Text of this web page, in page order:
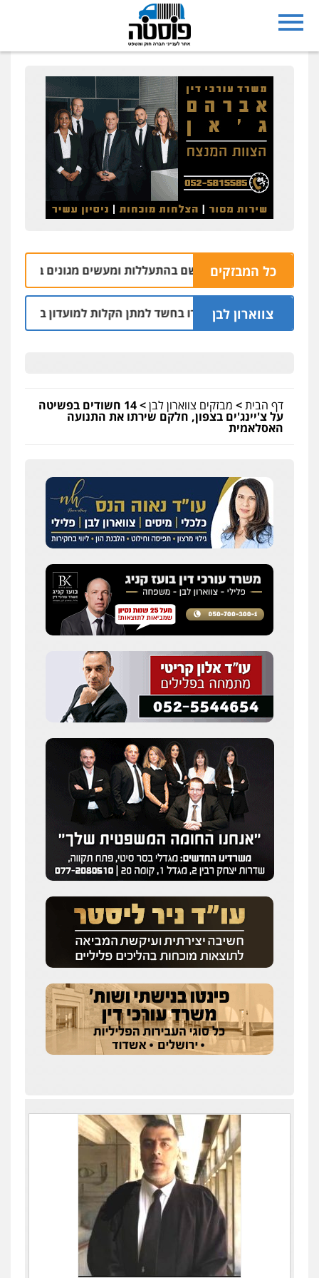
כל המבזקים
אליכין נאשם בהתעללות ומעשים מגונים בשתי פועלות
צווארון לבן
שוטרים נחקרו בחשד למתן הקלות למועדון בבעלות אחיו
דף הבית> מבזקים צווארון לבן> 14 חשודים בפשיטה
על צ'יינג'ים בצפון, חלקם שירתו את התנועה
האסלאמית